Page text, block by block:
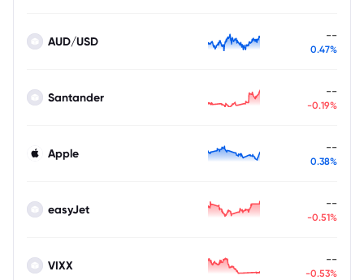
AUD/USD --
0.47%
Santander --
-0.19%
Apple --
0.38%
easyJet --
-0.51%
VIXX --
-0.53%